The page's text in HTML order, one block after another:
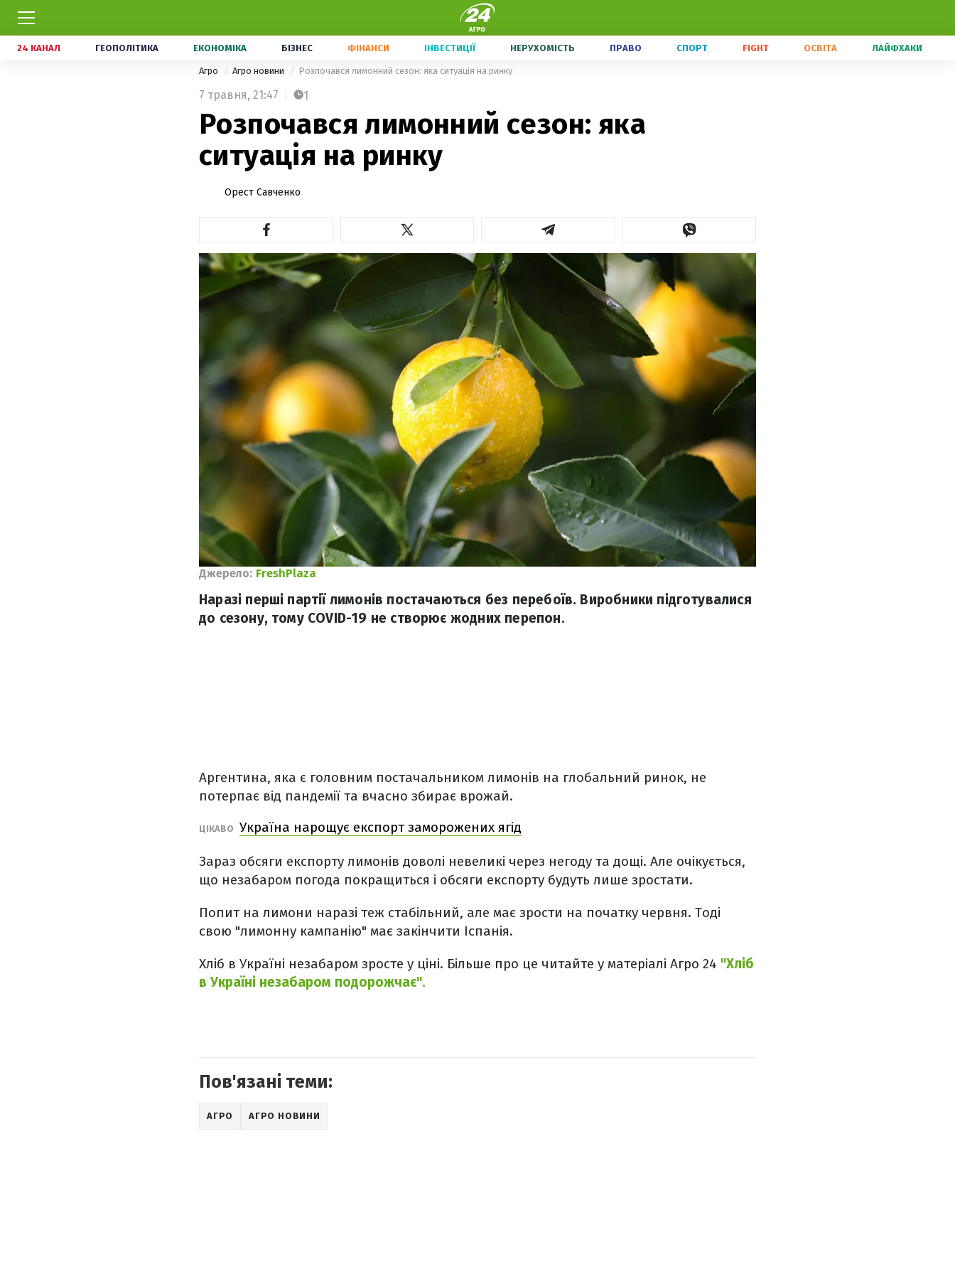
24 КАНАЛ ГЕОПОЛІТИКА ЕКОНОМІКА БІЗНЕС ФІНАНСИ ІНВЕСТИЦІЇ НЕРУХОМІСТЬ ПРАВО СПОРТ FIGHT ОСВІТА ЛАЙФХАКИ
Агро Агро новини Розпочався лимонний сезон: яка ситуація на ринку
7 травня, 21:47 1
Розпочався лимонний сезон: яка
ситуація на ринку
Орест Савченко
Джерело: FreshPlaza
Наразі перші партії лимонів постачаються без перебоїв. Виробники підготувалися
до сезону, тому COVID-19 не створює жодних перепон.
Аргентина, яка є головним постачальником лимонів на глобальний ринок, не
потерпає від пандемії та вчасно збирає врожай.
ЦІКАВО Україна нарощує експорт заморожених ягід
Зараз обсяги експорту лимонів доволі невеликі через негоду та дощі. Але очікується,
що незабаром погода покращиться і обсяги експорту будуть лише зростати.
Попит на лимони наразі теж стабільний, але має зрости на початку червня. Тоді
свою "лимонну кампанію" має закінчити Іспанія.
Хліб в Україні незабаром зросте у ціні. Більше про це читайте у матеріалі Агро 24 "Хліб
в Україні незабаром подорожчає".
Пов'язані теми:
АГРО АГРО НОВИНИ